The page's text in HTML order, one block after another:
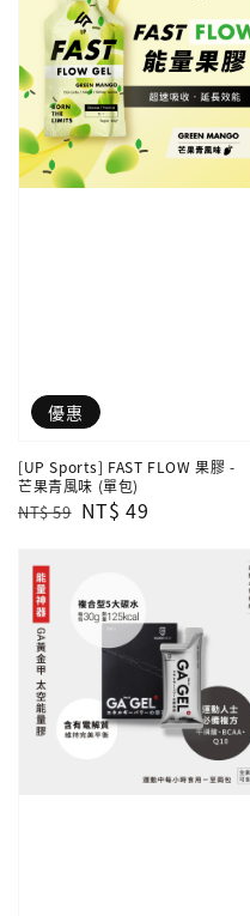
優惠
[UP Sports] FAST FLOW 果膠 -
芒果青風味 (單包)
Regular
NT$ 59 Sale
NT$ 49